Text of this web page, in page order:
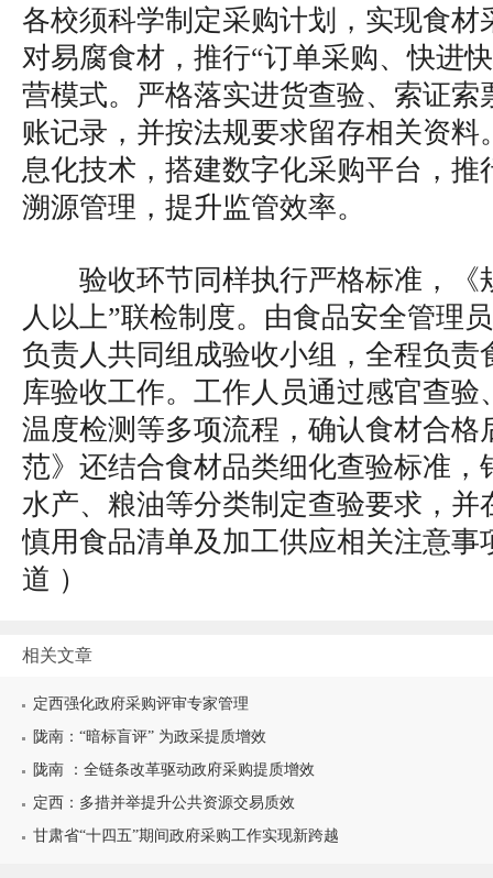
各校须科学制定采购计划，实现食材
对易腐食材，推行“订单采购、快进
营模式。严格落实进货查验、索证索
账记录，并按法规要求留存相关资料
息化技术，搭建数字化采购平台，推
溯源管理，提升监管效率。
验收环节同样执行严格标准，《
人以上”联检制度。由食品安全管理
负责人共同组成验收小组，全程负责
库验收工作。工作人员通过感官查验
温度检测等多项流程，确认食材合格
范》还结合食材品类细化查验标准，
水产、粮油等分类制定查验要求，并
慎用食品清单及加工供应相关注意事
道 ）
相关文章
定西强化政府采购评审专家管理
陇南：“暗标盲评” 为政采提质增效
陇南 ：全链条改革驱动政府采购提质增效
定西：多措并举提升公共资源交易质效
甘肃省“十四五”期间政府采购工作实现新跨越